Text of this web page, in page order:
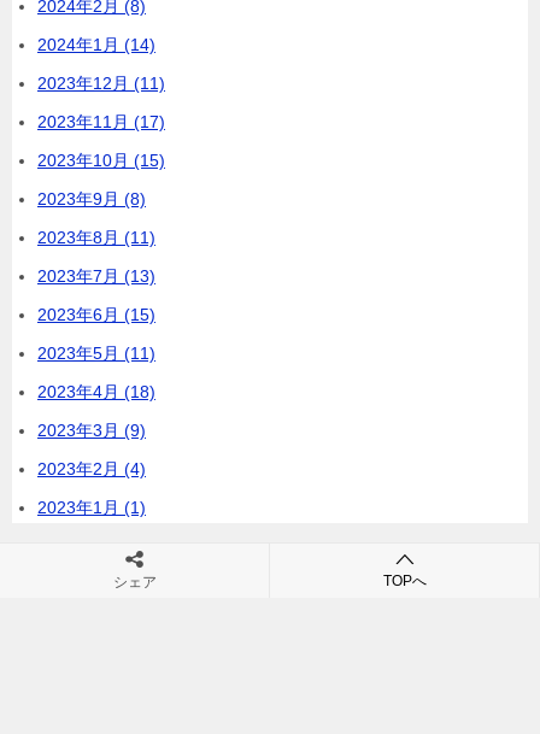
2024年2月 (8)
2024年1月 (14)
2023年12月 (11)
2023年11月 (17)
2023年10月 (15)
2023年9月 (8)
2023年8月 (11)
2023年7月 (13)
2023年6月 (15)
2023年5月 (11)
2023年4月 (18)
2023年3月 (9)
2023年2月 (4)
2023年1月 (1)
最近のコメント
シェア TOPへ